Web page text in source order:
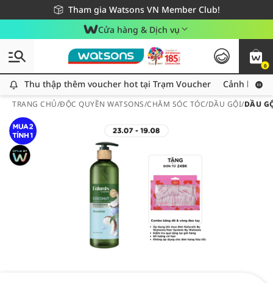
Tham gia Watsons VN Member Club!
Miễn phí giao hàng cho đơn hàng từ 249,000Đ
Giao hàng nhanh 24h - Áp dụng khu vực TP. Hồ Chí Minh
Cửa hàng & Dịch vụ
0
Thu thập thêm voucher hot tại Trạm Voucher
Thu thập thêm voucher hot tại Trạm Voucher Cảnh báo
TRANG CHỦ/ĐỘC QUYỀN WATSONS/CHĂM SÓC TÓC/DẦU GỘI/DẦU